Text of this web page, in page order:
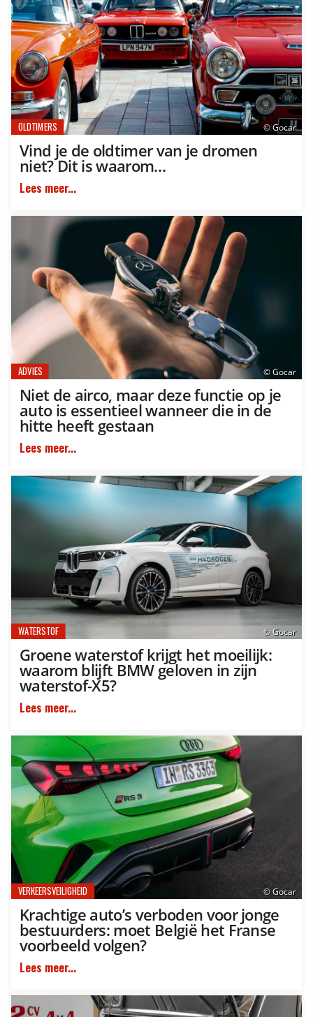
© Gocar
OLDTIMERS
Vind je de oldtimer van je dromen
niet? Dit is waarom…
Lees meer...
© Gocar
ADVIES
Niet de airco, maar deze functie op je
auto is essentieel wanneer die in de
hitte heeft gestaan
Lees meer...
© Gocar
WATERSTOF
Groene waterstof krijgt het moeilijk:
waarom blijft BMW geloven in zijn
waterstof-X5?
Lees meer...
© Gocar
VERKEERSVEILIGHEID
Krachtige auto’s verboden voor jonge
bestuurders: moet België het Franse
voorbeeld volgen?
Lees meer...